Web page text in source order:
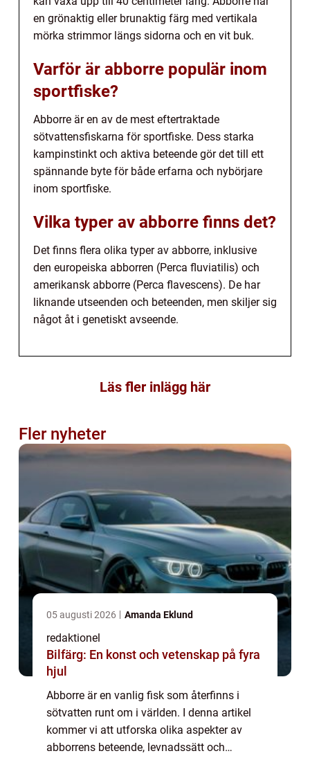
en grönaktig eller brunaktig färg med vertikala
mörka strimmor längs sidorna och en vit buk.
Varför är abborre populär inom
sportfiske?
Abborre är en av de mest eftertraktade
sötvattensfiskarna för sportfiske. Dess starka
kampinstinkt och aktiva beteende gör det till ett
spännande byte för både erfarna och nybörjare
inom sportfiske.
Vilka typer av abborre finns det?
Det finns flera olika typer av abborre, inklusive
den europeiska abborren (Perca fluviatilis) och
amerikansk abborre (Perca flavescens). De har
liknande utseenden och beteenden, men skiljer sig
något åt i genetiskt avseende.
Läs fler inlägg här
Fler nyheter
05 augusti 2026 Amanda Eklund
redaktionel
Bilfärg: En konst och vetenskap på fyra
hjul
Abborre är en vanlig fisk som återfinns i
sötvatten runt om i världen. I denna artikel
kommer vi att utforska olika aspekter av
abborrens beteende, levnadssätt och